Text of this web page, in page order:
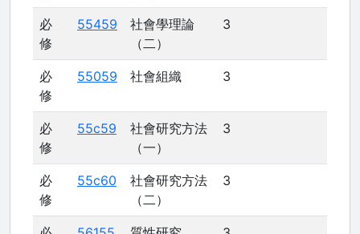
必
修
55459
社會學理論
（二）
3
必
修
55059 社會組織 3
必
修
55c59
社會研究方法
（一）
3
必
修
55c60
社會研究方法
（二）
3